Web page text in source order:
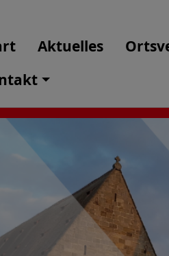
Aktuelles